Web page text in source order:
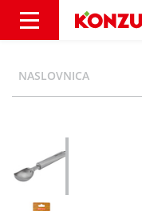
NASLOVNICA